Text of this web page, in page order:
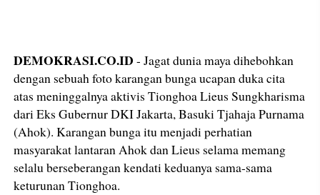
DEMOKRASI.CO.ID- Jagat dunia maya dihebohkan
dengan sebuah foto karangan bunga ucapan duka cita
atas meninggalnya aktivis Tionghoa Lieus Sungkharisma
dari Eks Gubernur DKI Jakarta, Basuki Tjahaja Purnama
(Ahok). Karangan bunga itu menjadi perhatian
masyarakat lantaran Ahok dan Lieus selama memang
selalu berseberangan kendati keduanya sama-sama
keturunan Tionghoa.